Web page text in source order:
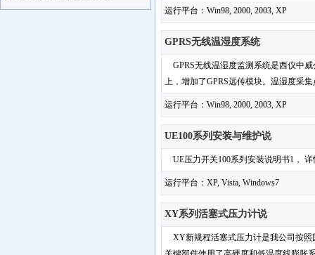
运行平台：Win98, 2000, 2003, XP
GPRS无线温湿度系统
GPRS无线温湿度监测系统是西仪中
上，增加了GPRS远传模块。温湿度采
运行平台：Win98, 2000, 2003, XP
UE100系列安装与维护说
UE压力开关100系列安装说明书1， 详
运行平台：XP, Vista, Windows7
XY系列活塞式压力计说
XY新规程活塞式压力计是我公司按照